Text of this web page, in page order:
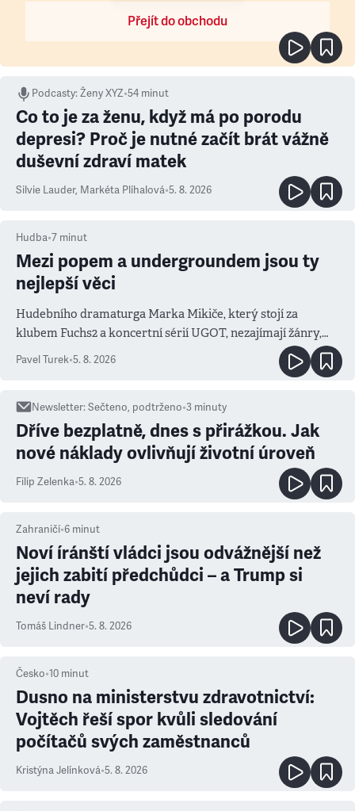
Přejít do obchodu
Podcasty:Ženy XYZ•54 minut
Co to je za ženu, když má po porodu
depresi? Proč je nutné začít brát vážně
duševní zdraví matek
Silvie Lauder, Markéta Plíhalová•5. 8. 2026
Hudba•7 minut
Mezi popem a undergroundem jsou ty
nejlepší věci
Hudebního dramaturga Marka Mikiče, který stojí za
klubem Fuchs2 a koncertní sérií UGOT, nezajímají žánry,
ale atmosféra
Pavel Turek•5. 8. 2026
Newsletter:Sečteno, podtrženo•3 minuty
Dříve bezplatně, dnes s přirážkou. Jak
nové náklady ovlivňují životní úroveň
Filip Zelenka•5. 8. 2026
Zahraničí•6 minut
Noví íránští vládci jsou odvážnější než
jejich zabití předchůdci – a Trump si
neví rady
Tomáš Lindner•5. 8. 2026
Česko•10 minut
Dusno na ministerstvu zdravotnictví:
Vojtěch řeší spor kvůli sledování
počítačů svých zaměstnanců
Kristýna Jelínková•5. 8. 2026